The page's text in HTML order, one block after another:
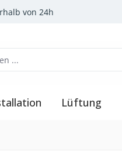
von 24h
Lüftung